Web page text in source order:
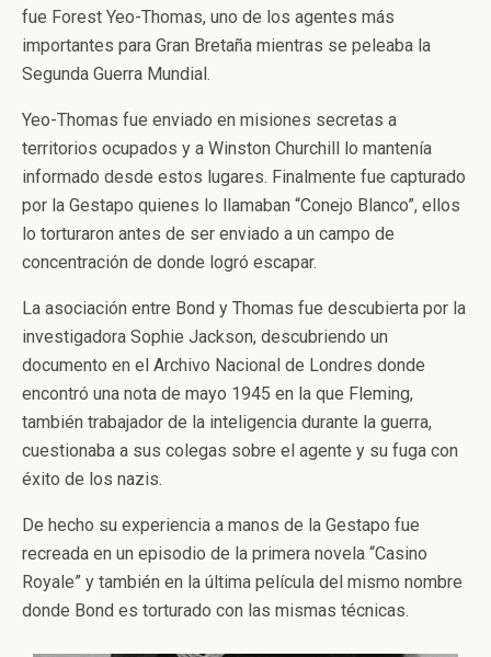
fue Forest Yeo-Thomas, uno de los agentes más
importantes para Gran Bretaña mientras se peleaba la
Segunda Guerra Mundial.
Yeo-Thomas fue enviado en misiones secretas a
territorios ocupados y a Winston Churchill lo mantenía
informado desde estos lugares. Finalmente fue capturado
por la Gestapo quienes lo llamaban “Conejo Blanco”, ellos
lo torturaron antes de ser enviado a un campo de
concentración de donde logró escapar.
La asociación entre Bond y Thomas fue descubierta por la
investigadora Sophie Jackson, descubriendo un
documento en el Archivo Nacional de Londres donde
encontró una nota de mayo 1945 en la que Fleming,
también trabajador de la inteligencia durante la guerra,
cuestionaba a sus colegas sobre el agente y su fuga con
éxito de los nazis.
De hecho su experiencia a manos de la Gestapo fue
recreada en un episodio de la primera novela “Casino
Royale” y también en la última película del mismo nombre
donde Bond es torturado con las mismas técnicas.